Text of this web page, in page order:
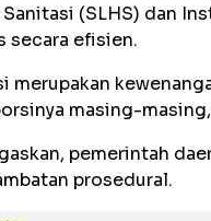
(SLHS) dan
secara efisien.
merupakan
masing-
pemerintah
prosedural.